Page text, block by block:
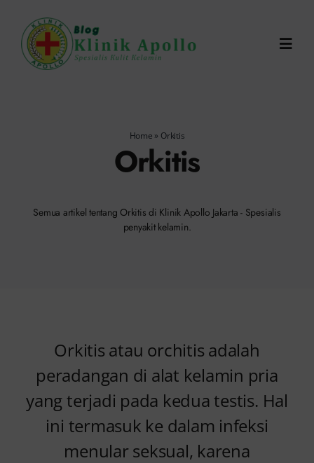
content
Home » Orkitis
Orkitis
Semua artikel tentang Orkitis di Klinik Apollo Jakarta - Spesialis
penyakit kelamin.
Orkitis atau orchitis adalah
peradangan di alat kelamin pria
yang terjadi pada kedua testis. Hal
ini termasuk ke dalam infeksi
menular seksual, karena